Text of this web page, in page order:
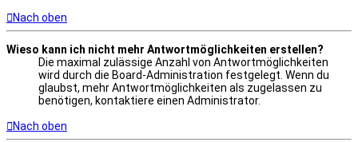
Nach oben
Wieso kann ich nicht mehr Antwortmöglichkeiten erstellen?
Die maximal zulässige Anzahl von Antwortmöglichkeiten
wird durch die Board-Administration festgelegt. Wenn du
glaubst, mehr Antwortmöglichkeiten als zugelassen zu
benötigen, kontaktiere einen Administrator.
Nach oben